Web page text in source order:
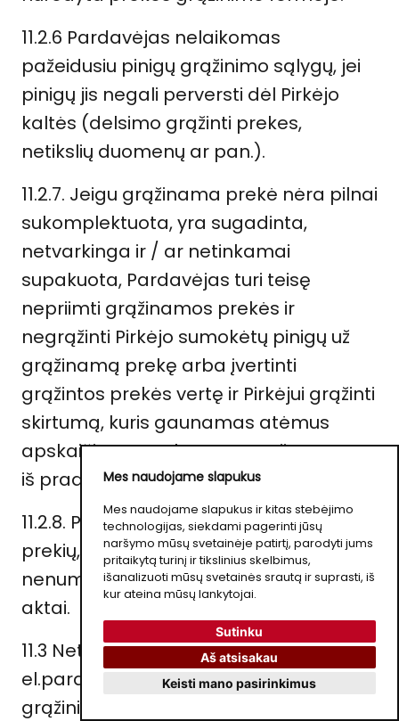
Mes naudojame slapukus
Mes naudojame slapukus ir kitas stebėjimo
technologijas, siekdami pagerinti jūsų
naršymo mūsų svetainėje patirtį, parodyti jums
pritaikytą turinį ir tikslinius skelbimus,
išanalizuoti mūsų svetainės srautą ir suprasti, iš
kur ateina mūsų lankytojai.
Sutinku
Aš atsisakau
Keisti mano pasirinkimus
11.2.6 Pardavėjas nelaikomas
pažeidusiu pinigų grąžinimo sąlygų, jei
pinigų jis negali perversti dėl Pirkėjo
kaltės (delsimo grąžinti prekes,
netikslių duomenų ar pan.).
11.2.7. Jeigu grąžinama prekė nėra pilnai
sukomplektuota, yra sugadinta,
netvarkinga ir / ar netinkamai
supakuota, Pardavėjas turi teisę
nepriimti grąžinamos prekės ir
negrąžinti Pirkėjo sumokėtų pinigų už
grąžinamą prekę arba įvertinti
grąžintos prekės vertę ir Pirkėjui grąžinti
skirtumą, kuris gaunamas atėmus
apskaičiuotą prekės nuvertėjimo sumą
iš pradinės prekės sumos.
11.2.8. Pirkėjas negali grąžinti tokių
prekių, kurių grąžinimo galimybės
nenumato Lietuvos Respublikos teisės
aktai.
11.3 Netinkamos kokybės prekių, įsigytų
el.parduotuvėjedusios.lt, keitimo ir
grąžinimo taisyklės: